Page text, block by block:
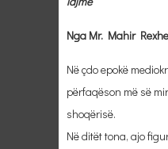
Nga Mr. Mahir
Në çdo epokë
përfaqëson më së
shoqërisë.
Në ditët tona, ajo